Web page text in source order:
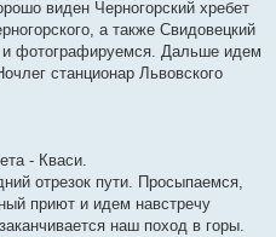
виден Черногорский хребет
а также Свидовецкий
фотографируемся. Дальше идем
станционар Львовского
- Кваси.
отрезок пути. Просыпаемся,
приют и идем навстречу
наш поход в горы.